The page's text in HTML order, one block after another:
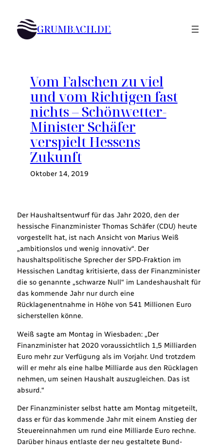
Inhalt
springen GRUMBACH.DE
Vom Falschen zu viel
und vom Richtigen fast
nichts – Schönwetter-
Minister Schäfer
verspielt Hessens
Zukunft
Oktober 14, 2019
Der Haushaltsentwurf für das Jahr 2020, den der
hessische Finanzminister Thomas Schäfer (CDU) heute
vorgestellt hat, ist nach Ansicht von Marius Weiß
„ambitionslos und wenig innovativ“. Der
haushaltspolitische Sprecher der SPD-Fraktion im
Hessischen Landtag kritisierte, dass der Finanzminister
die so genannte „schwarze Null“ im Landeshaushalt für
das kommende Jahr nur durch eine
Rücklagenentnahme in Höhe von 541 Millionen Euro
sicherstellen könne.
Weiß sagte am Montag in Wiesbaden: „Der
Finanzminister hat 2020 voraussichtlich 1,5 Milliarden
Euro mehr zur Verfügung als im Vorjahr. Und trotzdem
will er mehr als eine halbe Milliarde aus den Rücklagen
nehmen, um seinen Haushalt auszugleichen. Das ist
absurd.“
Der Finanzminister selbst hatte am Montag mitgeteilt,
dass er für das kommende Jahr mit einem Anstieg der
Steuereinnahmen um rund eine Milliarde Euro rechne.
Darüber hinaus entlaste der neu gestaltete Bund-